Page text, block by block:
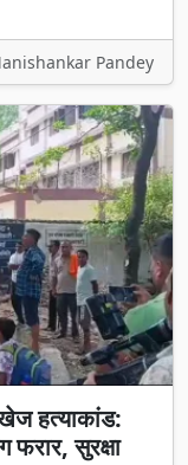
Pandey
हत्याकांड:
फरार, सुरक्षा